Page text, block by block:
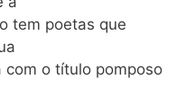
tem poetas que
com o título pomposo